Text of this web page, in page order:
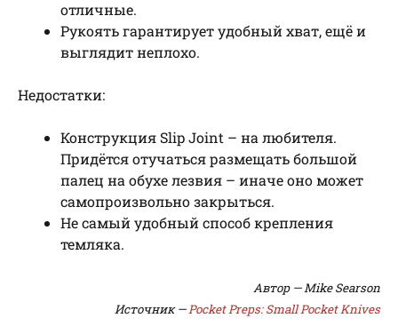
отличные.
Рукоять гарантирует удобный хват, ещё и
выглядит неплохо.
Недостатки:
Конструкция Slip Joint – на любителя.
Придётся отучаться размещать большой
палец на обухе лезвия – иначе оно может
самопроизвольно закрыться.
Не самый удобный способ крепления
темляка.
Автор — Mike Searson
Источник —Pocket Preps: Small Pocket Knives